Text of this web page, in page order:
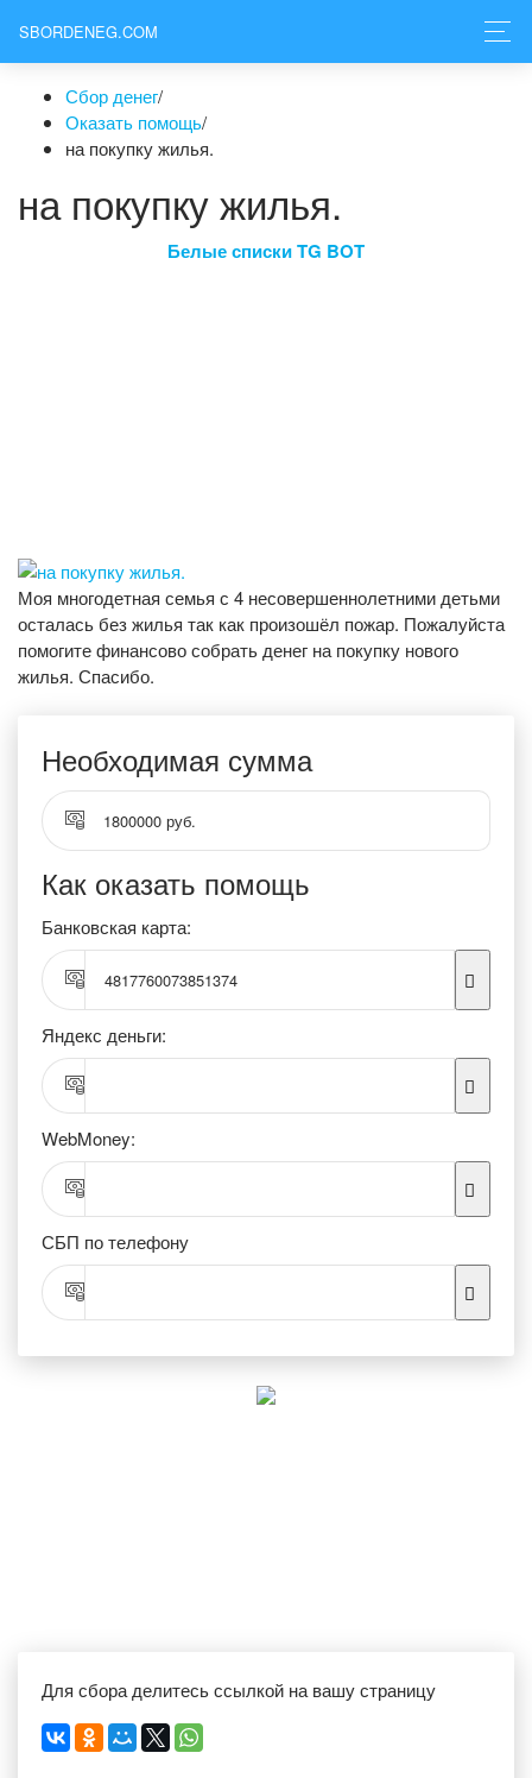
SBORDENEG.COM
Сбор денег/
Оказать помощь/
на покупку жилья.
на покупку жилья.
Белые списки TG BOT
Моя многодетная семья с 4 несовершеннолетними детьми
осталась без жилья так как произошёл пожар. Пожалуйста
помогите финансово собрать денег на покупку нового
жилья. Спасибо.
Необходимая сумма
1800000 руб.
Как оказать помощь
Банковская карта:
4817760073851374
Яндекс деньги:
WebMoney:
СБП по телефону
Для сбора делитесь ссылкой на вашу страницу